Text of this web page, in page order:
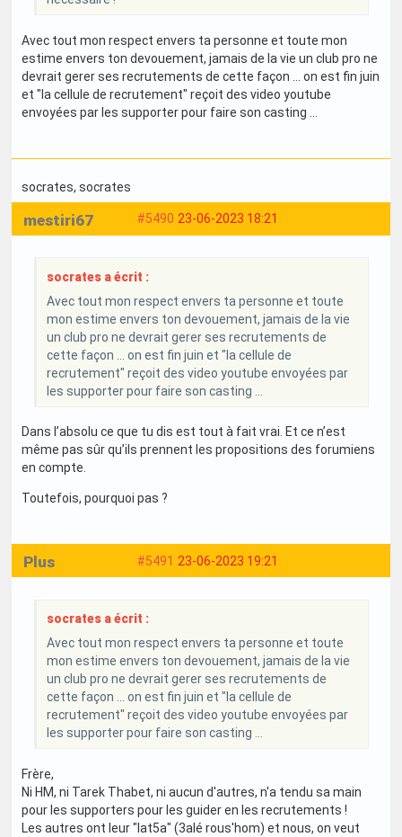
Avec tout mon respect envers ta personne et toute mon
estime envers ton devouement, jamais de la vie un club pro ne
devrait gerer ses recrutements de cette façon ... on est fin juin
et "la cellule de recrutement" reçoit des video youtube
envoyées par les supporter pour faire son casting ...
socrates, socrates
#5490 23-06-2023 18:21
mestiri67
socrates a écrit :
Avec tout mon respect envers ta personne et toute
mon estime envers ton devouement, jamais de la vie
un club pro ne devrait gerer ses recrutements de
cette façon ... on est fin juin et "la cellule de
recrutement" reçoit des video youtube envoyées par
les supporter pour faire son casting ...
Dans l’absolu ce que tu dis est tout à fait vrai. Et ce n’est
même pas sûr qu’ils prennent les propositions des forumiens
en compte.
Toutefois, pourquoi pas ?
#5491 23-06-2023 19:21
Plus
socrates a écrit :
Avec tout mon respect envers ta personne et toute
mon estime envers ton devouement, jamais de la vie
un club pro ne devrait gerer ses recrutements de
cette façon ... on est fin juin et "la cellule de
recrutement" reçoit des video youtube envoyées par
les supporter pour faire son casting ...
Frère,
Ni HM, ni Tarek Thabet, ni aucun d'autres, n'a tendu sa main
pour les supporters pour les guider en les recrutements !
Les autres ont leur "lat5a" (3alé rous'hom) et nous, on veut